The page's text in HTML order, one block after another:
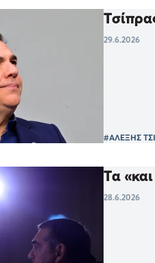
29.6.2026
#ΑΛΕΞΗΣ
Τα
28.6.2026